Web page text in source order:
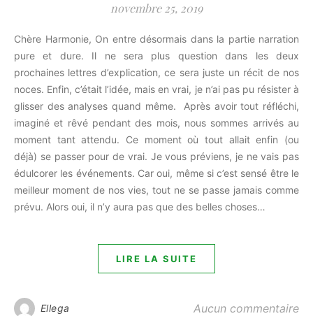
novembre 25, 2019
Chère Harmonie, On entre désormais dans la partie narration
pure et dure. Il ne sera plus question dans les deux
prochaines lettres d’explication, ce sera juste un récit de nos
noces. Enfin, c’était l’idée, mais en vrai, je n’ai pas pu résister à
glisser des analyses quand même. Après avoir tout réfléchi,
imaginé et rêvé pendant des mois, nous sommes arrivés au
moment tant attendu. Ce moment où tout allait enfin (ou
déjà) se passer pour de vrai. Je vous préviens, je ne vais pas
édulcorer les événements. Car oui, même si c’est sensé être le
meilleur moment de nos vies, tout ne se passe jamais comme
prévu. Alors oui, il n’y aura pas que des belles choses…
LIRE LA SUITE
Ellega Aucun commentaire